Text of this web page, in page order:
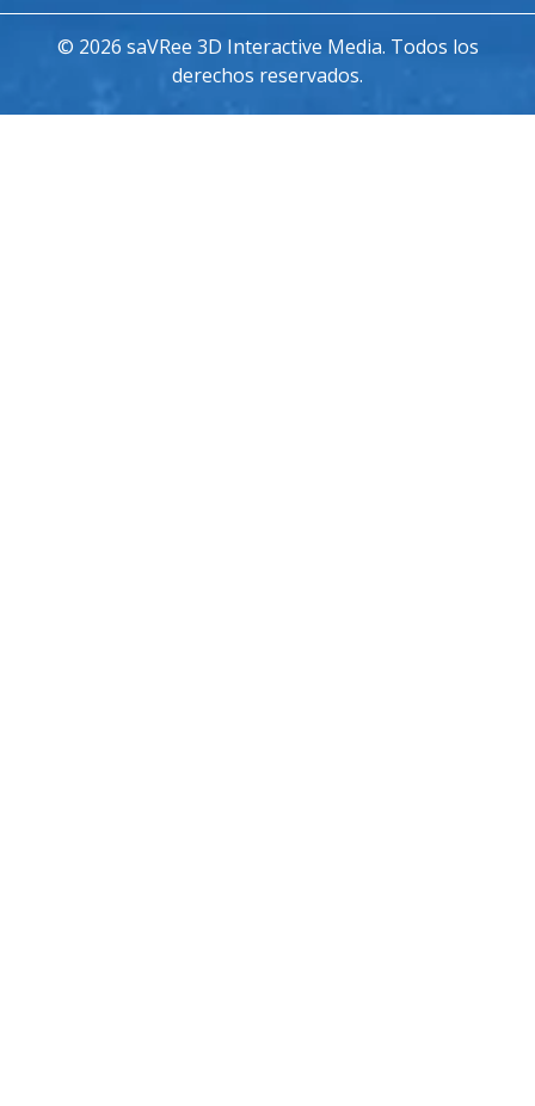
© 2026 saVRee 3D Interactive Media. Todos los
derechos reservados.